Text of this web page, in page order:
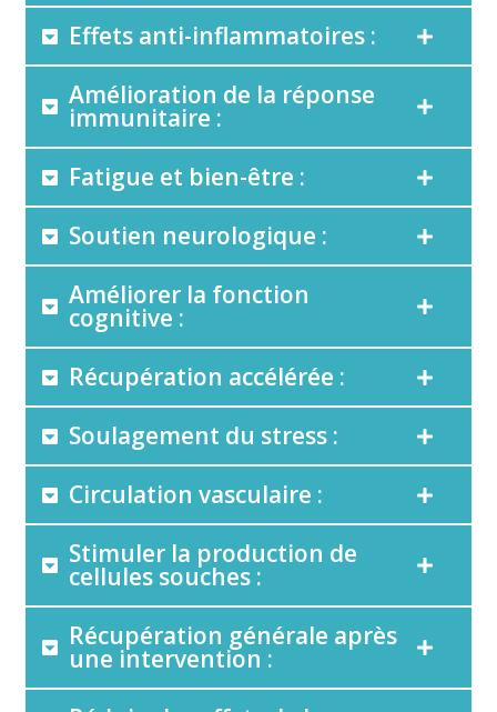
Effets anti-inflammatoires :
Amélioration de la réponse
immunitaire :
Fatigue et bien-être :
Soutien neurologique :
Améliorer la fonction
cognitive :
Récupération accélérée :
Soulagement du stress :
Circulation vasculaire :
Stimuler la production de
cellules souches :
Récupération générale après
une intervention :